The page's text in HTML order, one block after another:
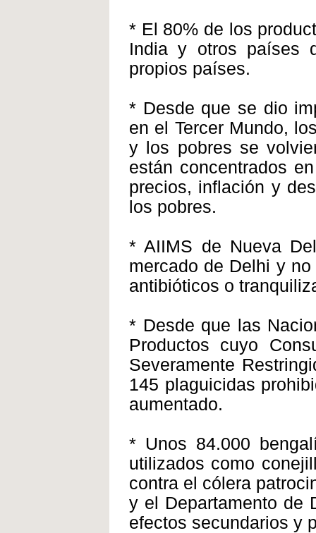
* El 80% de los
India y otros países
propios países.
* Desde que se dio
en el Tercer Mundo,
y los pobres se
están concentrados
precios, inflación y
los pobres.
* AIIMS de Nueva
mercado de Delhi y
antibióticos o
* Desde que las
Productos cuyo
Severamente
145 plaguicidas
aumentado.
* Unos 84.000
utilizados como
contra el cólera
y el Departamento de
efectos secundarios y